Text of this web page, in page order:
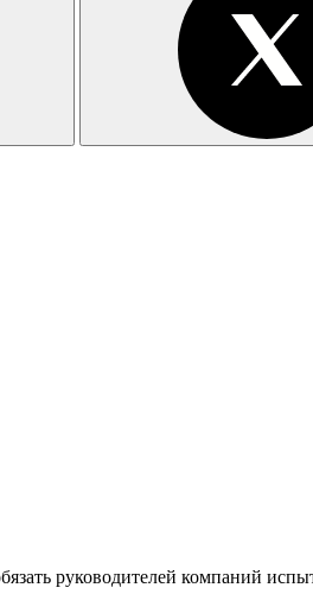
руководителей компаний